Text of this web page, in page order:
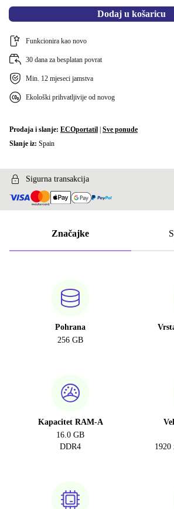
Dodaj u košaricu
Funkcionira kao novo
30 dana za besplatan povrat
Min. 12 mjeseci jamstva
Ekološki prihvatljivije od novog
Prodaja i slanje: ECOportatil Sve ponude
Slanje iz: Spain
Sigurna transakcija
Značajke
Pohrana
256 GB
Kapacitet RAM-A
16.0 GB
DDR4